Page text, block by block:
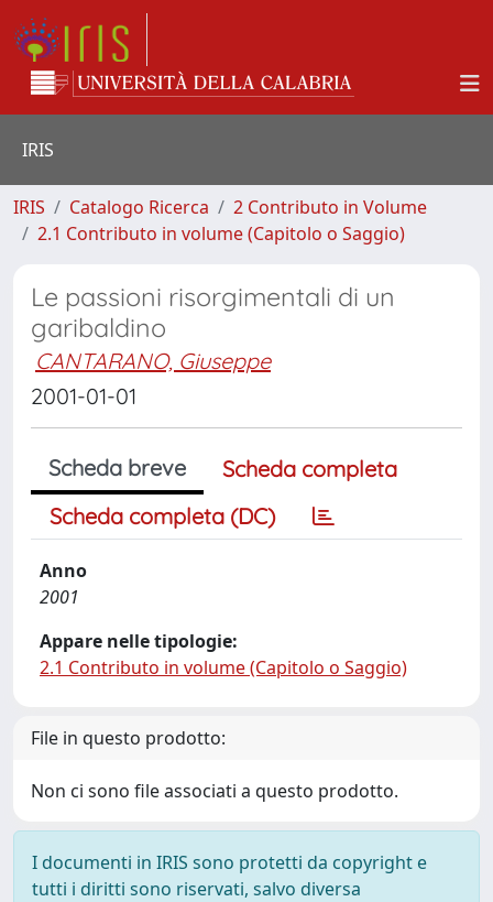
IRIS
IRIS Catalogo Ricerca
2 Contributo in Volume
2.1 Contributo in volume (Capitolo o Saggio)
Le passioni risorgimentali di un
garibaldino
CANTARANO, Giuseppe
2001-01-01
Scheda breve
Scheda completa
Scheda completa (DC)
Anno
2001
Appare nelle tipologie:
2.1 Contributo in volume (Capitolo o Saggio)
File in questo prodotto:
Non ci sono file associati a questo prodotto.
I documenti in IRIS sono protetti da copyright e
tutti i diritti sono riservati, salvo diversa